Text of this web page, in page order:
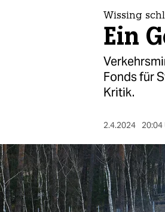
berlin
nord
wahrheit
Wissing
Ein
Fonds für
Kritik.
2.4.2024 20:04